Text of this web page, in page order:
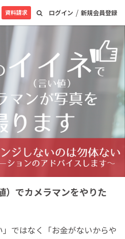
ログイン / 新規会員登録
資料請求
）でカメラマンをやりた
」ではなく「お金がないからや